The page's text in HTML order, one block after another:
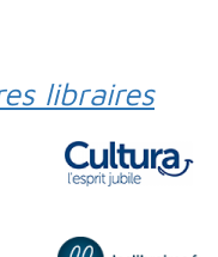
libraires